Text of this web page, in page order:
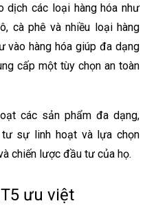
dịch các loại hàng hóa như
cà phê và nhiều loại hàng
vào hàng hóa giúp đa dạng
cấp một tùy chọn an toàn
các sản phẩm đa dạng,
sự linh hoạt và lựa chọn
chiến lược đầu tư của họ.
ưu việt